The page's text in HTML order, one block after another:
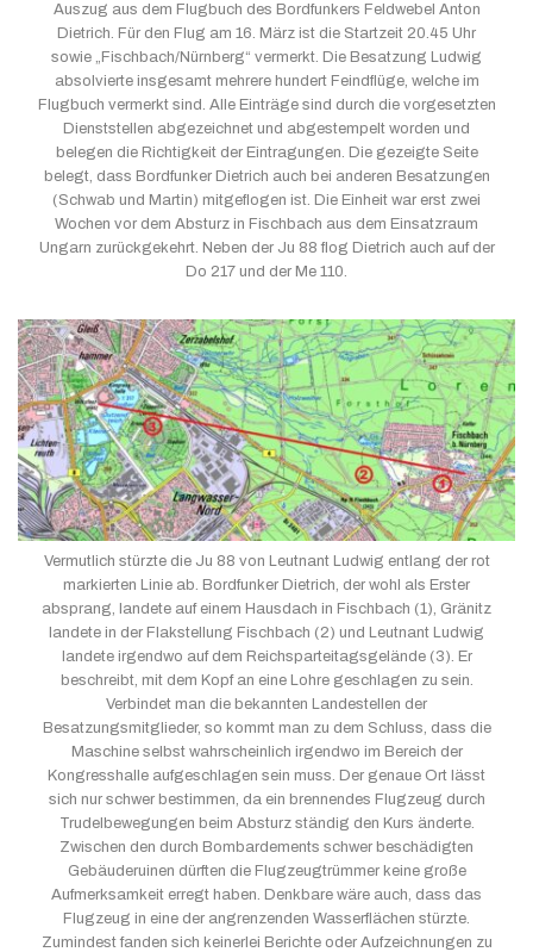
Auszug aus dem Flugbuch des Bordfunkers Feldwebel Anton
Dietrich. Für den Flug am 16. März ist die Startzeit 20.45 Uhr
sowie „Fischbach/Nürnberg“ vermerkt. Die Besatzung Ludwig
absolvierte insgesamt mehrere hundert Feindflüge, welche im
Flugbuch vermerkt sind. Alle Einträge sind durch die vorgesetzten
Dienststellen abgezeichnet und abgestempelt worden und
belegen die Richtigkeit der Eintragungen. Die gezeigte Seite
belegt, dass Bordfunker Dietrich auch bei anderen Besatzungen
(Schwab und Martin) mitgeflogen ist. Die Einheit war erst zwei
Wochen vor dem Absturz in Fischbach aus dem Einsatzraum
Ungarn zurückgekehrt. Neben der Ju 88 flog Dietrich auch auf der
Do 217 und der Me 110.
Vermutlich stürzte die Ju 88 von Leutnant Ludwig entlang der rot
markierten Linie ab. Bordfunker Dietrich, der wohl als Erster
absprang, landete auf einem Hausdach in Fischbach (1), Gränitz
landete in der Flakstellung Fischbach (2) und Leutnant Ludwig
landete irgendwo auf dem Reichsparteitagsgelände (3). Er
beschreibt, mit dem Kopf an eine Lohre geschlagen zu sein.
Verbindet man die bekannten Landestellen der
Besatzungsmitglieder, so kommt man zu dem Schluss, dass die
Maschine selbst wahrscheinlich irgendwo im Bereich der
Kongresshalle aufgeschlagen sein muss. Der genaue Ort lässt
sich nur schwer bestimmen, da ein brennendes Flugzeug durch
Trudelbewegungen beim Absturz ständig den Kurs änderte.
Zwischen den durch Bombardements schwer beschädigten
Gebäuderuinen dürften die Flugzeugtrümmer keine große
Aufmerksamkeit erregt haben. Denkbare wäre auch, dass das
Flugzeug in eine der angrenzenden Wasserflächen stürzte.
Zumindest fanden sich keinerlei Berichte oder Aufzeichnungen zu